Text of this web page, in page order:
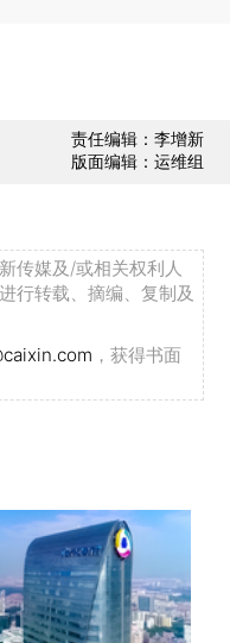
责任编辑：李增新
版面编辑：运维组
传媒及/或相关权利人
行转载、摘编、复制及
，获得书面